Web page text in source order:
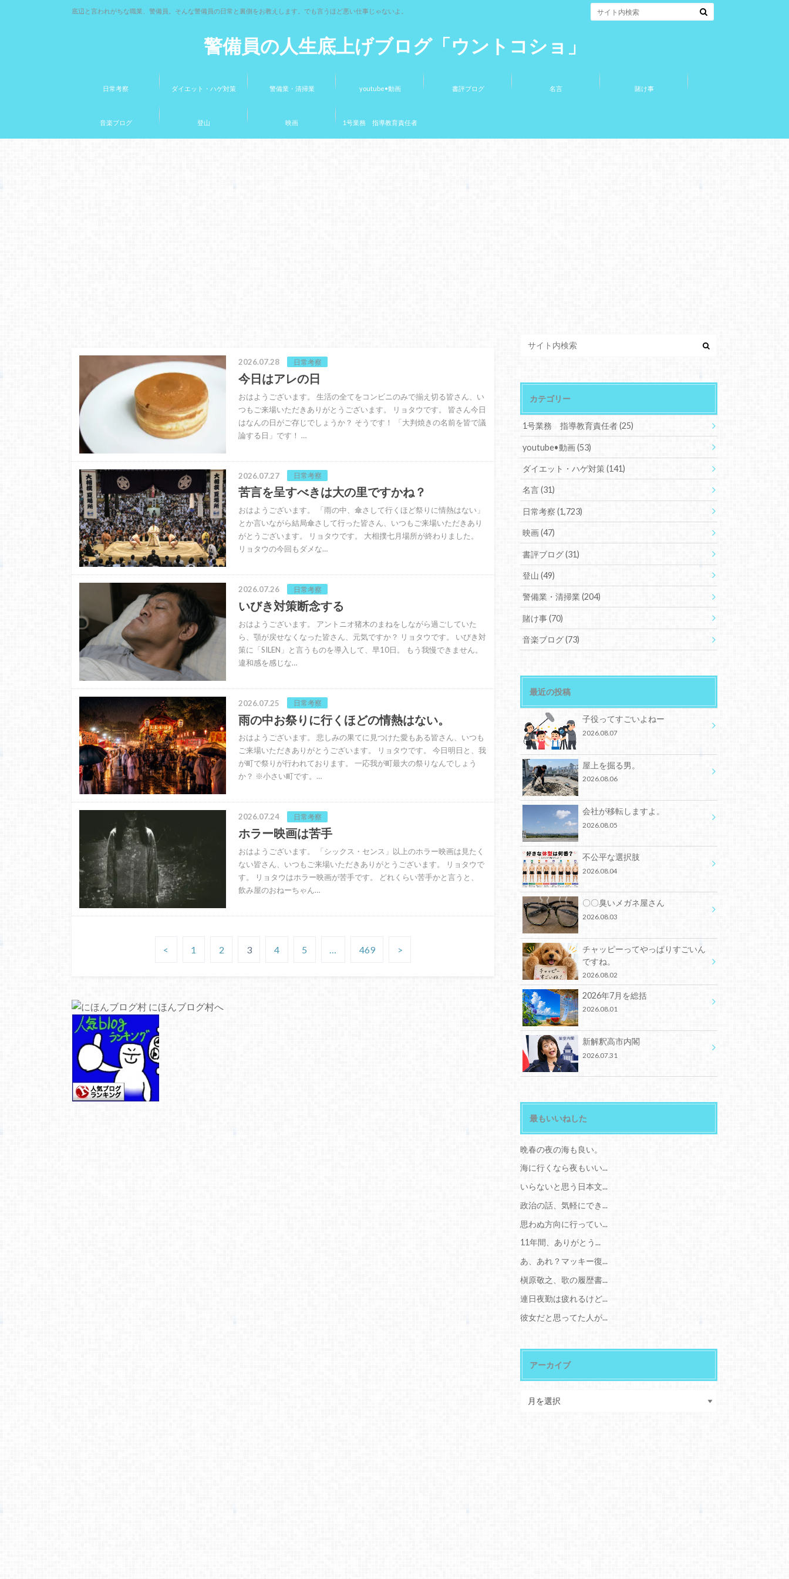
警備員の人生底上げブログ「ウントコショ」
底辺と言われがちな職業、警備員。そんな警備員の日常と裏側をお教えします。でも言うほど悪い仕事じゃないよ。
日常考察 ダイエット・ハゲ対策 警備業・清掃業 youtube•動画 書評ブログ 名言 賭け事
音楽ブログ 登山 映画 1号業務 指導教育責任者
2026.07.28 日常考察
今日はアレの日
おはようございます。 生活の全てをコンビニのみで揃え切る皆さん、い
つもご来場いただきありがとうございます。 リョタウです。 皆さん今日
はなんの日がご存じでしょうか？ そうです！ 「大判焼きの名前を皆で議
論する日」です！ …
2026.07.27 日常考察
苦言を呈すべきは大の里ですかね？
おはようございます。 「雨の中、傘さして行くほど祭りに情熱はない」
とか言いながら結局傘さして行った皆さん、いつもご来場いただきあり
がとうございます。 リョタウです。 大相撲七月場所が終わりました。
リョタウの今回もダメな…
2026.07.26 日常考察
いびき対策断念する
おはようございます。 アントニオ猪木のまねをしながら過ごしていた
ら、顎が戻せなくなった皆さん、元気ですか？ リョタウです。 いびき対
策に「SILEN」と言うものを導入して、早10日。 もう我慢できません。
違和感を感じな…
2026.07.25 日常考察
雨の中お祭りに行くほどの情熱はない。
おはようございます。 悲しみの果てに見つけた愛もある皆さん、いつも
ご来場いただきありがとうございます。 リョタウです。 今日明日と、我
が町で祭りが行われております。 一応我が町最大の祭りなんでしょう
か？ ※小さい町です。…
2026.07.24 日常考察
ホラー映画は苦手
おはようございます。 「シックス・センス」以上のホラー映画は見たく
ない皆さん、いつもご来場いただきありがとうございます。 リョタウで
す。 リョタウはホラー映画が苦手です。 どれくらい苦手かと言うと、
飲み屋のおねーちゃん…
< 1 2 3 4 5 469 >
カテゴリー
1号業務 指導教育責任者(25)
youtube•動画(53)
ダイエット・ハゲ対策(141)
名言(31)
日常考察(1,723)
映画(47)
書評ブログ(31)
登山(49)
警備業・清掃業(204)
賭け事(70)
音楽ブログ(73)
最近の投稿
子役ってすごいよねー
2026.08.07
屋上を掘る男。
2026.08.06
会社が移転しますよ。
2026.08.05
不公平な選択肢
2026.08.04
〇〇臭いメガネ屋さん
2026.08.03
チャッピーってやっぱりすごいん
ですね。
2026.08.02
2026年7月を総括
2026.08.01
新解釈高市内閣
2026.07.31
最もいいねした
晩春の夜の海も良い。
海に行くなら夜もいい...
いらないと思う日本文...
政治の話、気軽にでき...
思わぬ方向に行ってい...
11年間、ありがとう...
あ、あれ？マッキー復...
槇原敬之、歌の履歴書...
連日夜勤は疲れるけど...
彼女だと思ってた人が...
アーカイブ